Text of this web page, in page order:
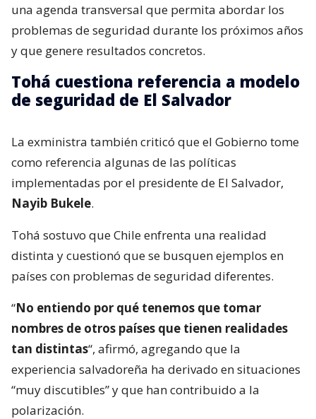
una agenda transversal que permita abordar los
problemas de seguridad durante los próximos años
y que genere resultados concretos.
Tohá cuestiona referencia a modelo
de seguridad de El Salvador
La exministra también criticó que el Gobierno tome
como referencia algunas de las políticas
implementadas por el presidente de El Salvador,
Nayib Bukele.
Tohá sostuvo que Chile enfrenta una realidad
distinta y cuestionó que se busquen ejemplos en
países con problemas de seguridad diferentes.
“No entiendo por qué tenemos que tomar
nombres de otros países que tienen realidades
tan distintas“, afirmó, agregando que la
experiencia salvadoreña ha derivado en situaciones
“muy discutibles” y que han contribuido a la
polarización.